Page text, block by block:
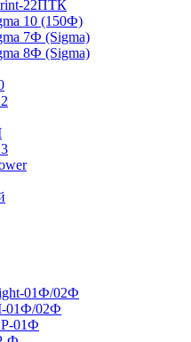
22ПТК
10 (150Ф)
7Ф (Sigma)
8Ф (Sigma)
01Ф/02Ф
01Ф/02Ф
01Ф